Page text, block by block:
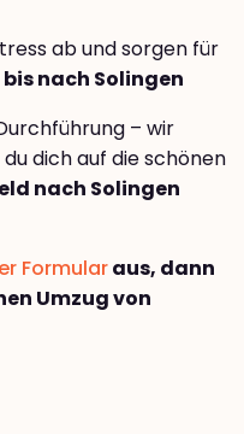
ab und sorgen für
nach Solingen
– wir
dich auf die schönen
nach Solingen
Formularaus, dann
Umzug von